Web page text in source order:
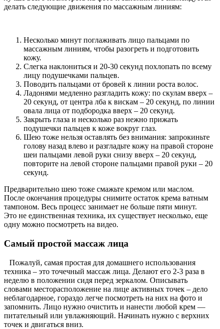
делать следующие движения по массажным линиям:
Несколько минут поглаживать лицо пальцами по
массажным линиям, чтобы разогреть и подготовить
кожу.
Слегка наклониться и 20-30 секунд похлопать по всему
лицу подушечками пальцев.
Поводить пальцами от бровей к линии роста волос.
Ладонями медленно разгладить кожу: по скулам вверх –
20 секунд, от центра лба к вискам – 20 секунд, по линии
овала лица от подбородка вверх – 20 секунд.
Закрыть глаза и несколько раз нежно прижать
подушечки пальцев к коже вокруг глаз.
Шею тоже нельзя оставлять без внимания: запрокиньте
голову назад влево и разгладьте кожу на правой стороне
шеи пальцами левой руки снизу вверх – 20 секунд,
повторите на левой стороне пальцами правой руки – 20
секунд.
Предварительно шею тоже смажьте кремом или маслом.
После окончания процедуры снимите остаток крема ватным
тампоном. Весь процесс занимает не больше пяти минут.
Это не единственная техника, их существует несколько, еще
одну можно посмотреть на видео.
Самый простой массаж лица
Пожалуй, самая простая для домашнего использования
техника – это точечный массаж лица. Делают его 2-3 раза в
неделю в положении сидя перед зеркалом. Описывать
словами месторасположение на лице активных точек – дело
неблагодарное, гораздо легче посмотреть на них на фото и
запомнить. Лицо нужно очистить и нанести любой крем —
питательный или увлажняющий. Начинать нужно с верхних
точек и двигаться вниз.